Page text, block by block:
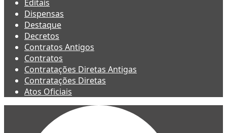
Editais
Dispensas
Destaque
Decretos
Contratos Antigos
Contratos
Contratações Diretas Antigas
Contratações Diretas
Atos Oficiais